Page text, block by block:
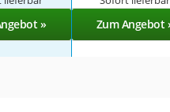
» Zum Angebot